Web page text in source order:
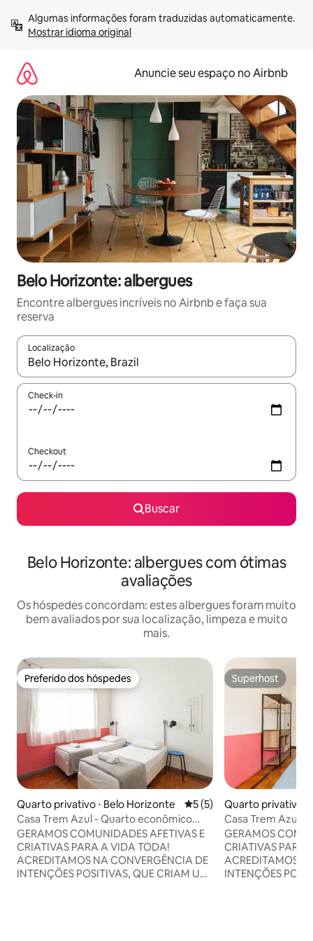
para
Mostrar idioma original
Anuncie seu espaço no Airbnb
Belo Horizonte: albergues
Encontre albergues incríveis no Airbnb e faça sua
reserva
Localização
Quando os resultados estiverem disponíveis, explore-os
Check-in
Checkout
Buscar
Belo Horizonte: albergues com ótimas
avaliações
Os hóspedes concordam: estes albergues foram muito
bem avaliados por sua localização, limpeza e muito
mais.
Preferido dos hóspedes
Preferido dos hóspedes
Quarto privativo ⋅ Belo Horizonte 5 de uma avaliação média
5 (5)
Casa Trem Azul - Quarto econômico
banheiro externo
GERAMOS COMUNIDADES AFETIVAS E
CRIATIVAS PARA A VIDA TODA!
ACREDITAMOS NA CONVERGÊNCIA DE
INTENÇÕES POSITIVAS, QUE CRIAM UM
Superhost
Superhost
Quarto privativo ⋅
a
Casa Trem Azul -
banheiro externo
GERAMOS
CRIATIVAS PARA A VIDA TODA!
ACREDITAMOS
INTENÇÕES